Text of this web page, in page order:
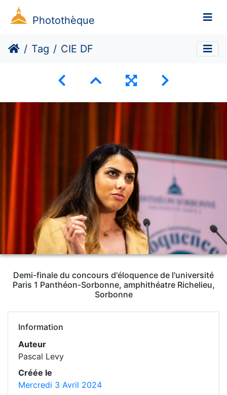
Photothèque
Tag CIE DF
Demi-finale du concours d'éloquence de l'université
Paris 1 Panthéon-Sorbonne, amphithéatre Richelieu,
Sorbonne
Information
Auteur
Pascal Levy
Créée le
Mercredi 3 Avril 2024